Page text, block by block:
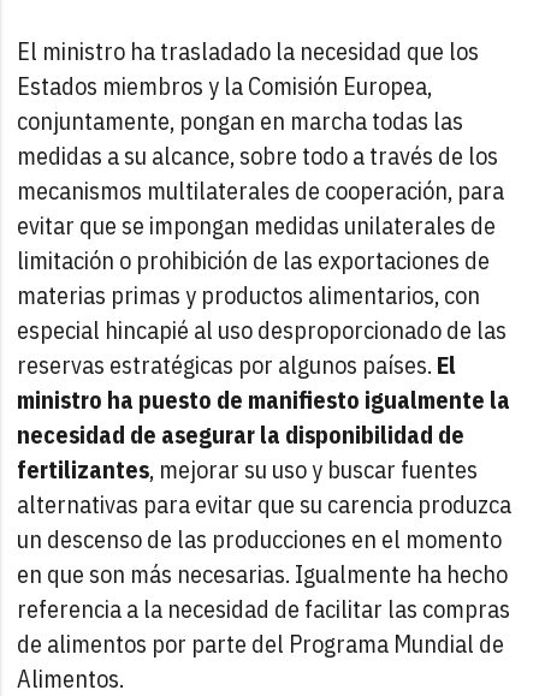
El ministro ha trasladado la necesidad que los
Estados miembros y la Comisión Europea,
conjuntamente, pongan en marcha todas las
medidas a su alcance, sobre todo a través de los
mecanismos multilaterales de cooperación, para
evitar que se impongan medidas unilaterales de
limitación o prohibición de las exportaciones de
materias primas y productos alimentarios, con
especial hincapié al uso desproporcionado de las
reservas estratégicas por algunos países. El
ministro ha puesto de manifiesto igualmente la
necesidad de asegurar la disponibilidad de
fertilizantes, mejorar su uso y buscar fuentes
alternativas para evitar que su carencia produzca
un descenso de las producciones en el momento
en que son más necesarias. Igualmente ha hecho
referencia a la necesidad de facilitar las compras
de alimentos por parte del Programa Mundial de
Alimentos.